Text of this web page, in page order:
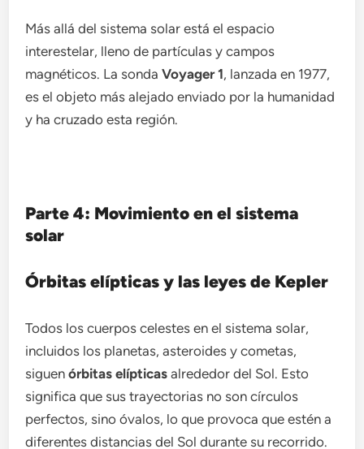
Más allá del sistema solar está el espacio
interestelar, lleno de partículas y campos
magnéticos. La sondaVoyager 1, lanzada en 1977,
es el objeto más alejado enviado por la humanidad
y ha cruzado esta región.
Parte 4: Movimiento en el sistema
solar
Órbitas elípticas y las leyes de Kepler
Todos los cuerpos celestes en el sistema solar,
incluidos los planetas, asteroides y cometas,
siguenórbitas elípticas alrededor del Sol. Esto
significa que sus trayectorias no son círculos
perfectos, sino óvalos, lo que provoca que estén a
diferentes distancias del Sol durante su recorrido.